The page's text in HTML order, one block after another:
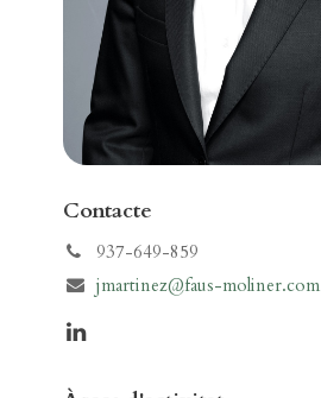
Contacte
937-649-859
jmartinez@faus-moliner.com